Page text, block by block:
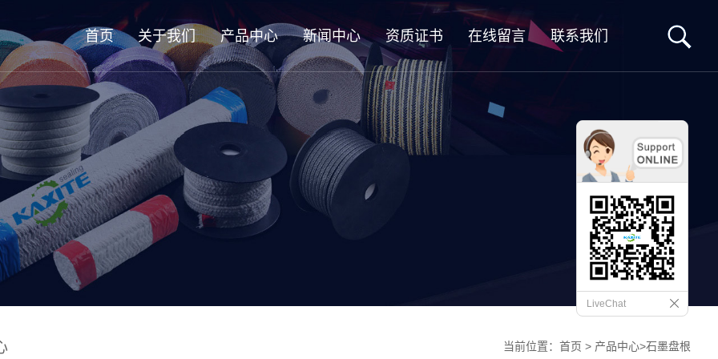
首页 关于我们 产品中心 新闻中心 资质证书 在线留言 联系我们
当前位置：首页 > 产品中心>石墨盘根
LiveChat